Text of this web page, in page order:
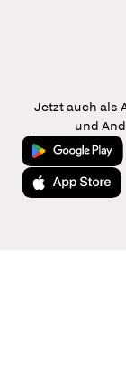
Jetzt auch als
und
Jetzt bei Google
Laden im App